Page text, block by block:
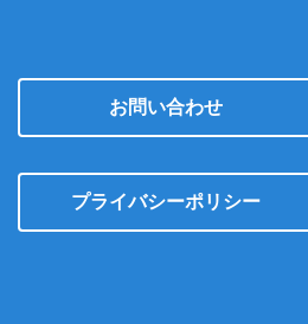
お問い合わせ
プライバシーポリシー